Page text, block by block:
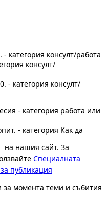
категория консулт/работа
консулт/
- категория консулт/
- категория работа или
- категория Как да
нашия сайт. За
Специалната
публикация
за момента теми и събития